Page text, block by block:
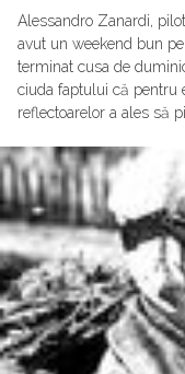
Alessandro Zanardi,
avut un weekend bun
terminat cusa de
ciuda faptului că pentru
reflectoarelor a ales să